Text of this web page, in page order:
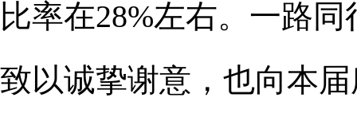
比率在28%左右。一路
致以诚挚谢意，也向本